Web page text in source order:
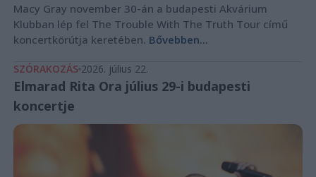
Macy Gray november 30-án a budapesti Akvárium
Klubban lép fel The Trouble With The Truth Tour című
koncertkörútja keretében. Bővebben...
SZÓRAKOZÁS 2026. július 22.
Elmarad Rita Ora július 29-i budapesti
koncertje